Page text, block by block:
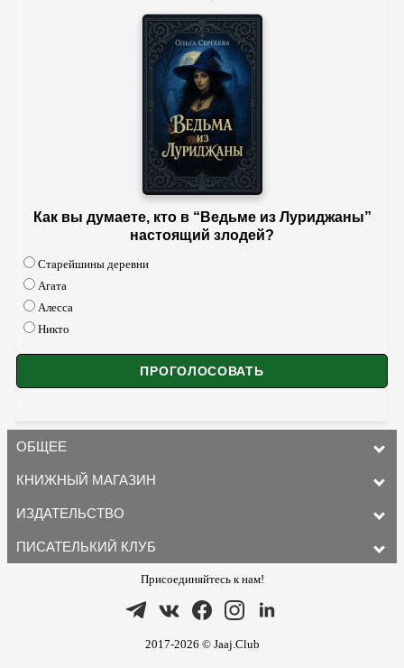
Как вы думаете, кто в “Ведьме из Луриджаны”
настоящий злодей?
Старейшины деревни
Агата
Алесса
Никто
ОБЩЕЕ
КНИЖНЫЙ МАГАЗИН
ИЗДАТЕЛЬСТВО
ПИСАТЕЛЬКИЙ КЛУБ
Присоединяйтесь к нам!
2017-2026 © Jaaj.Club